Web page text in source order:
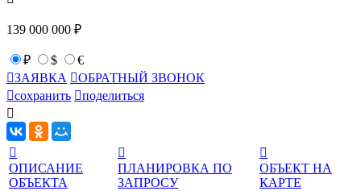
139 000 000 ₽
₽ $
€
ЗАЯВКА ОБРАТНЫЙ ЗВОНОК
сохранить поделиться


ОПИСАНИЕ
ОБЪЕКТА

ПЛАНИРОВКА ПО
ЗАПРОСУ

ОБЪЕКТ НА
КАРТЕ